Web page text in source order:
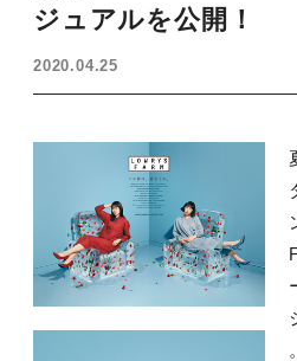
ジュアルを公開！
2020.04.25
。